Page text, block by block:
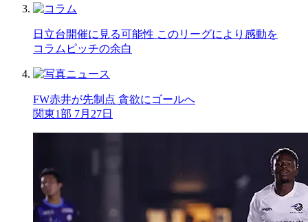
日立台開催に見る可能性 このリーグにより感動を
コラム ピッチの余白
FW赤井が先制点 貪欲にゴールへ
関東1部 7月27日